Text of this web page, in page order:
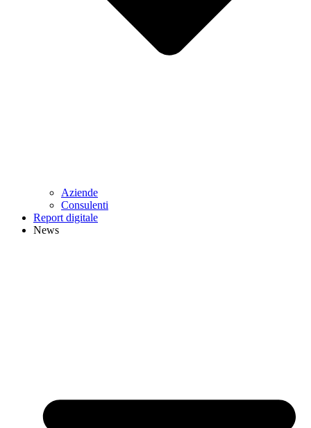
Aziende
Consulenti
Report digitale
News